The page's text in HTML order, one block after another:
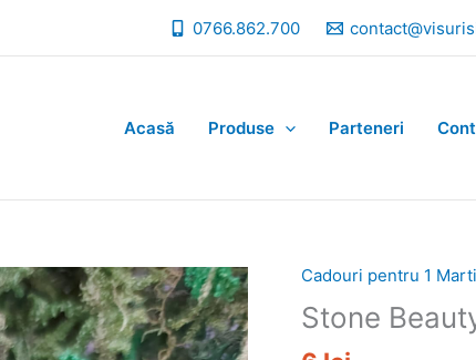
0766.862.700
Acasă Produse Parteneri
Cadouri pentru 1
Stone